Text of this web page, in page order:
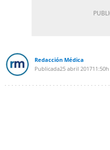
Redacción Médica
Publicada25 abril 201711:50h